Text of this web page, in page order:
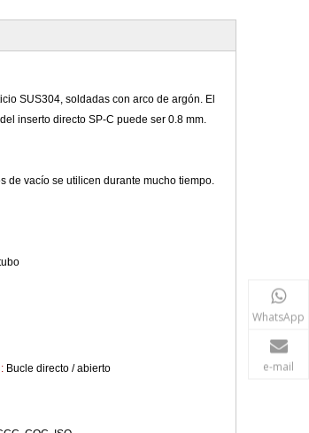
de agua solar
SUS304, soldadas con arco de argón. El
inserto directo SP-C puede ser 0.8 mm.
de vacío se utilicen durante mucho tiempo.
Bucle directo / abierto
WhatsApp
e-mail